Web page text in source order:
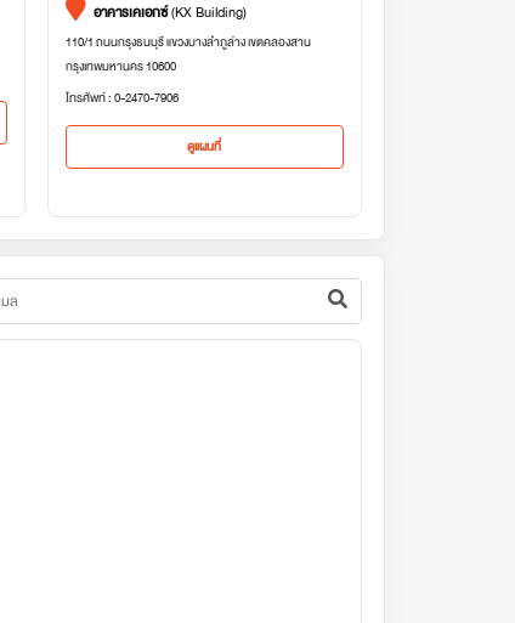
อาคารเคเอกซ์(KX Building)
110/1 ถนนกรุงธนบุรี แขวงบางลำภูล่าง เขตคลองสาน
กรุงเทพมหานคร 10600
โทรศัพท์ : 0-2470-7906
ดูแผนที่